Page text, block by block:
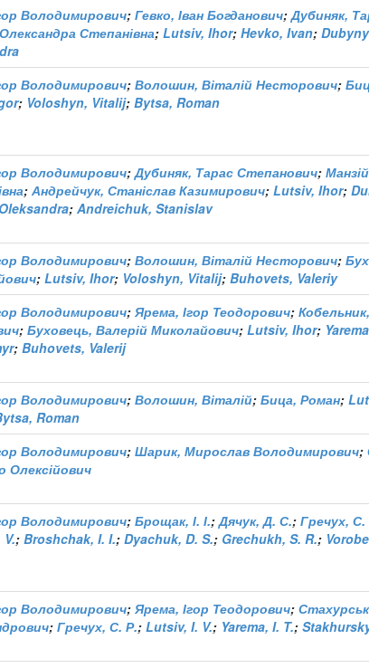
Володимирович; Гевко, Іван Богданович;Дубиняк,
Степанівна; Lutsiv, Ihor; Hevko, Ivan;
Володимирович; Волошин, Віталій Несторович;
; Voloshyn, Vitalij; Bytsa, Roman
Володимирович;Дубиняк, Тарас Степанович;
; Андрейчук, Станіслав Казимирович; Lutsiv, Ihor;
; Andreichuk, Stanislav
Володимирович; Волошин, Віталій Несторович;
; Lutsiv, Ihor; Voloshyn, Vitalij; Buhovets, Valeriy
Володимирович; Ярема, Ігор Теодорович;
; Буховець, Валерій Миколайович; Lutsiv, Ihor;
; Buhovets, Valerij
Володимирович; Волошин, Віталій; Бица, Роман;
Roman
Володимирович; Шарик, Мирослав Володимирович;
Олексійович
Володимирович; Брощак, І. І.;Дячук, Д. С.; Гречух, С.
; Broshchak, I. I.; Dyachuk, D. S.; Grechukh, S. R.;
Володимирович; Ярема, Ігор Теодорович;
; Гречух, С. Р.; Lutsiv, I. V.; Yarema, I. T.;